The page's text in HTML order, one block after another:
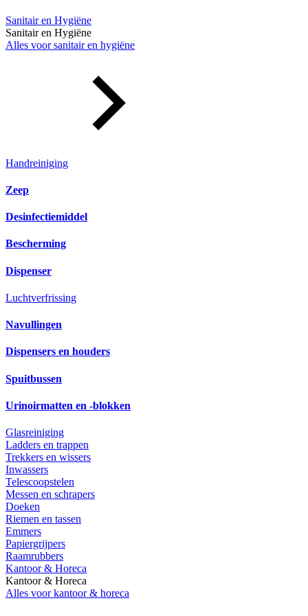
Sanitair en Hygiëne
Sanitair en Hygiëne
Alles voor sanitair en hygiëne
Handreiniging
Zeep
Desinfectiemiddel
Bescherming
Dispenser
Luchtverfrissing
Navullingen
Dispensers en houders
Spuitbussen
Urinoirmatten en -blokken
Glasreiniging
Ladders en trappen
Trekkers en wissers
Inwassers
Telescoopstelen
Messen en schrapers
Doeken
Riemen en tassen
Emmers
Papiergrijpers
Raamrubbers
Kantoor & Horeca
Kantoor & Horeca
Alles voor kantoor & horeca